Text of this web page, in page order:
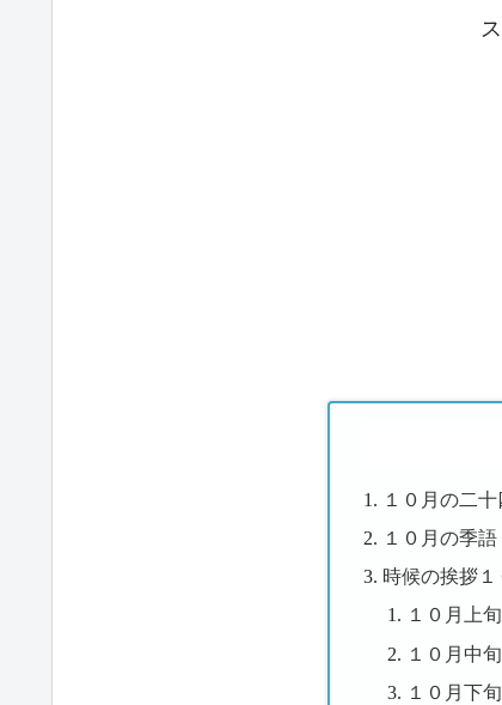
１０月の二
１０月の季語
時候の挨拶
１０月上旬
１０月中旬
１０月下旬